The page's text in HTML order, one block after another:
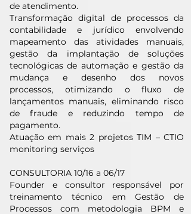
de atendimento.
Transformação digital de processos da
contabilidade e jurídico envolvendo
mapeamento das atividades manuais,
gestão da implantação de soluções
tecnológicas de automação e gestão da
mudança e desenho dos novos
processos, otimizando o fluxo de
lançamentos manuais, eliminando risco
de fraude e reduzindo tempo de
pagamento.
Atuação em mais 2 projetos TIM – CTIO
monitoring serviços
CONSULTORIA 10/16 a 06/17
Founder e consultor responsável por
treinamento técnico em Gestão de
Processos com metodologia BPM e